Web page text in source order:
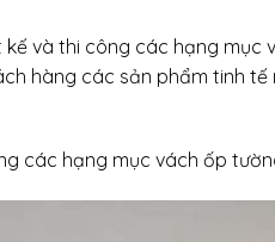
và thi công các hạng
hàng các sản phẩm tinh
các hạng mục vách ốp